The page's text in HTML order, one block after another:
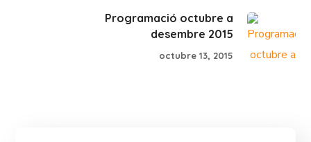
Programació octubre a
desembre 2015
octubre 13, 2015